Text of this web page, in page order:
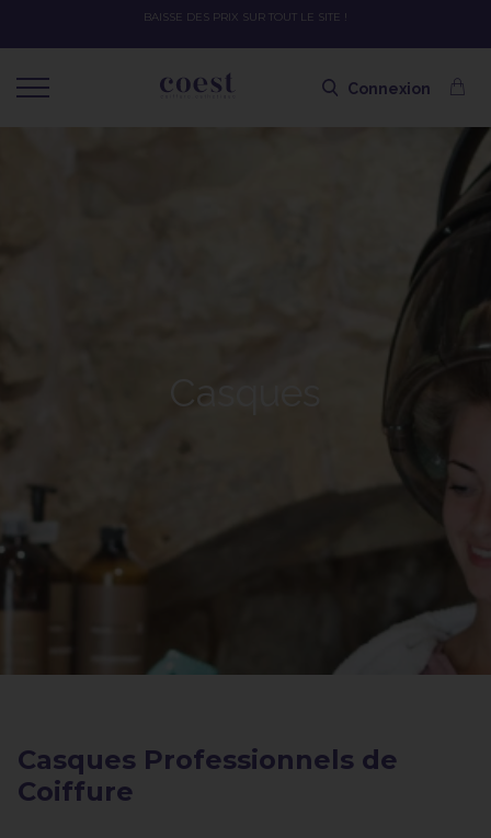
BAISSE DES PRIX SUR TOUT LE SITE !
Connexion
Casques
Casques Professionnels de
Coiffure